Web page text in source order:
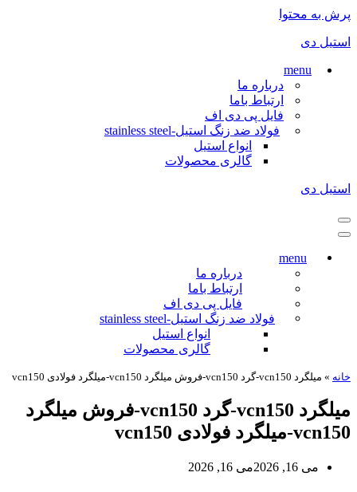
پرش به محتوا
استیل دی
menu
درباره ما
ارتباط باما
فایل پی دی اف
فولاد ضد زنگ استیل-stainless steel
انواع استیل
گالری محصولات
استیل دی
فهرست
ناوبری
فهرست
menu
درباره ما
ارتباط باما
فایل پی دی اف
فولاد ضد زنگ استیل-stainless steel
انواع استیل
گالری محصولات
خانه » میلگرد vcn150-گرد vcn150-فروش میلگرد vcn150-میلگرد فولادی vcn150
میلگرد vcn150-گرد vcn150-فروش میلگرد
vcn150-میلگرد فولادی vcn150
می 16, 2026 می 16, 2026